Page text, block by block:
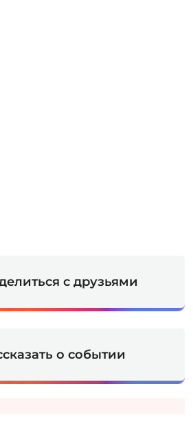
с друзьями
о событии